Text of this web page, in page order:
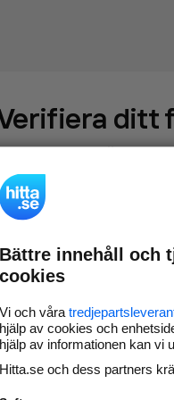
ditt
som69 551företag -
hitta.se och syns bättre
kostnadsfritt.
Uppdatera din
företagsinformation
Bättre innehåll och
cookies
Vi och våra
hjälp av cookies och
hjälp av informationen kan vi
Hitta.se och dess partners